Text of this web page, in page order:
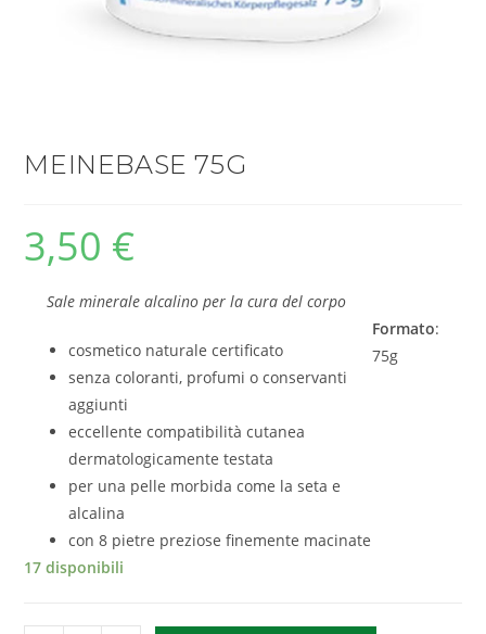
MEINEBASE 75G
3,50 €
Sale minerale alcalino per la cura del corpo
cosmetico naturale certificato
senza coloranti, profumi o conservanti
aggiunti
eccellente compatibilità cutanea
dermatologicamente testata
per una pelle morbida come la seta e
alcalina
con 8 pietre preziose finemente macinate
Formato:
75g
17 disponibili